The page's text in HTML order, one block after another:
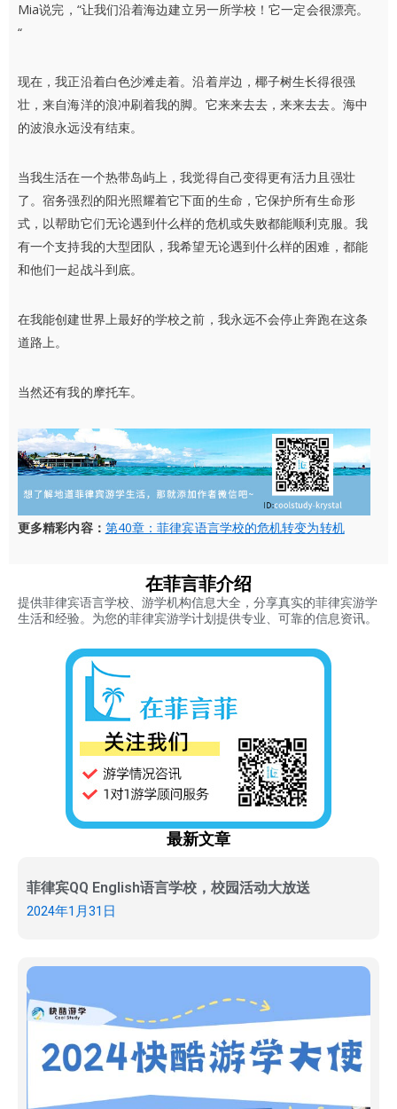
Mia说完，“让我们沿着海边建立另一所学校！它一定会很漂亮。
“
现在，我正沿着白色沙滩走着。沿着岸边，椰子树生长得很强
壮，来自海洋的浪冲刷着我的脚。它来来去去，来来去去。海中
的波浪永远没有结束。
当我生活在一个热带岛屿上，我觉得自己变得更有活力且强壮
了。宿务强烈的阳光照耀着它下面的生命，它保护所有生命形
式，以帮助它们无论遇到什么样的危机或失败都能顺利克服。我
有一个支持我的大型团队，我希望无论遇到什么样的困难，都能
和他们一起战斗到底。
在我能创建世界上最好的学校之前，我永远不会停止奔跑在这条
道路上。
当然还有我的摩托车。
更多精彩内容： 第40章：菲律宾语言学校的危机转变为转机
在菲言菲介绍
提供菲律宾语言学校、游学机构信息大全，分享真实的菲律宾游学
生活和经验。为您的菲律宾游学计划提供专业、可靠的信息资讯。
最新文章
菲律宾QQ English语言学校，校园活动大放送
2024年1月31日